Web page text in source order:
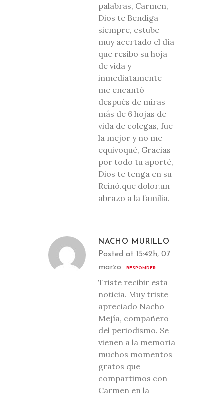
palabras, Carmen,
Dios te Bendiga
siempre, estube
muy acertado el día
que resibo su hoja
de vida y
inmediatamente
me encantó
después de miras
más de 6 hojas de
vida de colegas, fue
la mejor y no me
equivoqué, Gracias
por todo tu aporté,
Dios te tenga en su
Reinó.que dolor.un
abrazo a la familia.
NACHO MURILLO
Posted at 15:42h, 07
marzo
RESPONDER
Triste recibir esta
noticia. Muy triste
apreciado Nacho
Mejía, compañero
del periodismo. Se
vienen a la memoria
muchos momentos
gratos que
compartimos con
Carmen en la